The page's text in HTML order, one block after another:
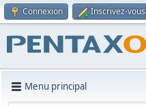
Connexion Inscrivez-vous
Menu principal